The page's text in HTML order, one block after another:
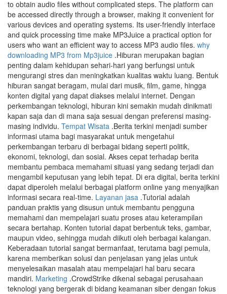
to obtain audio files without complicated steps. The platform can
be accessed directly through a browser, making it convenient for
various devices and operating systems. Its user-friendly interface
and quick processing time make MP3Juice a practical option for
users who want an efficient way to access MP3 audio files. why
downloading MP3 from Mp3juice .Hiburan merupakan bagian
penting dalam kehidupan sehari-hari yang berfungsi untuk
mengurangi stres dan meningkatkan kualitas waktu luang. Bentuk
hiburan sangat beragam, mulai dari musik, film, game, hingga
konten digital yang dapat diakses melalui internet. Dengan
perkembangan teknologi, hiburan kini semakin mudah dinikmati
kapan saja dan di mana saja sesuai dengan preferensi masing-
masing individu. Tempat Wisata .Berita terkini menjadi sumber
informasi utama bagi masyarakat untuk mengetahui
perkembangan terbaru di berbagai bidang seperti politik,
ekonomi, teknologi, dan sosial. Akses cepat terhadap berita
membantu pembaca memahami situasi yang sedang terjadi dan
mengambil keputusan yang lebih tepat. Di era digital, berita terkini
dapat diperoleh melalui berbagai platform online yang menyajikan
informasi secara real-time. Layanan jasa .Tutorial adalah
panduan praktis yang disusun untuk membantu pengguna
memahami dan mempelajari suatu proses atau keterampilan
secara bertahap. Konten tutorial dapat berbentuk teks, gambar,
maupun video, sehingga mudah diikuti oleh berbagai kalangan.
Keberadaan tutorial sangat bermanfaat, terutama bagi pemula,
karena memberikan solusi dan penjelasan yang jelas untuk
menyelesaikan masalah atau mempelajari hal baru secara
mandiri. Marketing .CrowdStrike dikenal sebagai perusahaan
teknologi yang bergerak di bidang keamanan siber dengan fokus